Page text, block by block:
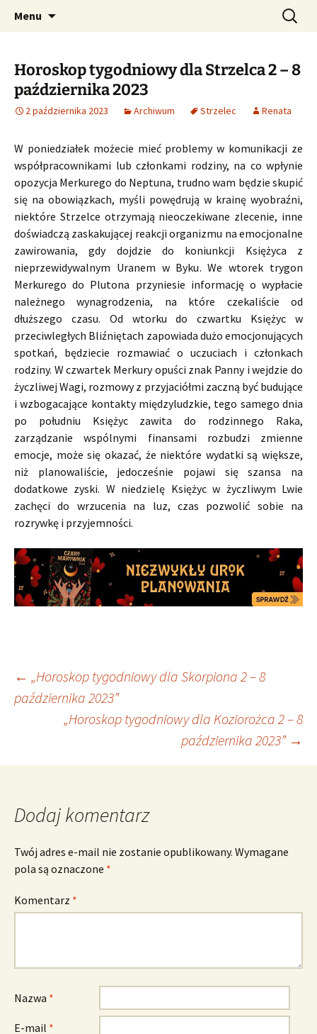
CzaroMarowy horoskop
dzienny, miesięczny i
tygodniowy
Profesjonalne przepowiednie astrologiczne
Menu Szukaj:
Horoskop tygodniowy dla Strzelca 2 – 8
października 2023
2 października 2023 Archiwum Strzelec Renata
W poniedziałek możecie mieć problemy w komunikacji ze
współpracownikami lub członkami rodziny, na co wpłynie
opozycja Merkurego do Neptuna, trudno wam będzie skupić
się na obowiązkach, myśli powędrują w krainę wyobraźni,
niektóre Strzelce otrzymają nieoczekiwane zlecenie, inne
doświadczą zaskakującej reakcji organizmu na emocjonalne
zawirowania, gdy dojdzie do koniunkcji Księżyca z
nieprzewidywalnym Uranem w Byku. We wtorek trygon
Merkurego do Plutona przyniesie informację o wypłacie
należnego wynagrodzenia, na które czekaliście od
dłuższego czasu. Od wtorku do czwartku Księżyc w
przeciwległych Bliźniętach zapowiada dużo emocjonujących
spotkań, będziecie rozmawiać o uczuciach i członkach
rodziny. W czwartek Merkury opuści znak Panny i wejdzie do
życzliwej Wagi, rozmowy z przyjaciółmi zaczną być budujące
i wzbogacające kontakty międzyludzkie, tego samego dnia
po południu Księżyc zawita do rodzinnego Raka,
zarządzanie wspólnymi finansami rozbudzi zmienne
emocje, może się okazać, że niektóre wydatki są większe,
niż planowaliście, jedocześnie pojawi się szansa na
dodatkowe zyski. W niedzielę Księżyc w życzliwym Lwie
zachęci do wrzucenia na luz, czas pozwolić sobie na
rozrywkę i przyjemności.
Nawigacja
wpisu
← „Horoskop tygodniowy dla Skorpiona 2 – 8
października 2023”
„Horoskop tygodniowy dla Koziorożca 2 – 8
października 2023” →
Dodaj komentarz
Twój adres e-mail nie zostanie opublikowany. Wymagane
pola są oznaczone *
Komentarz *
Nazwa *
E-mail *